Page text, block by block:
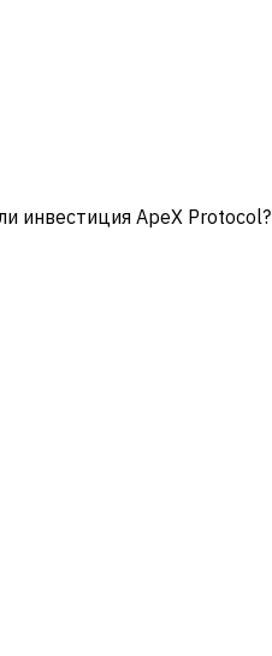
инвестиция ApeX Protocol?